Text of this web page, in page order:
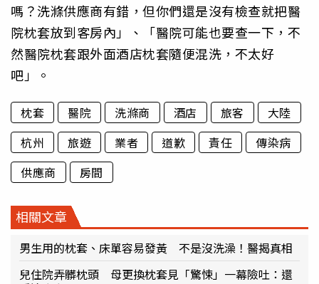
嗎？洗滌供應商有錯，但你們還是沒有檢查就把醫
院枕套放到客房內」、「醫院可能也要查一下，不
然醫院枕套跟外面酒店枕套隨便混洗，不太好
吧」。
枕套 醫院 洗滌商 酒店 旅客
大陸
杭州
旅遊 業者 道歉 責任
傳染病
供應商
房間
相關文章
男生用的枕套、床單容易發黃 不是沒洗澡！醫揭真相
兒住院弄髒枕頭 母更換枕套見「驚悚」一幕險吐：還